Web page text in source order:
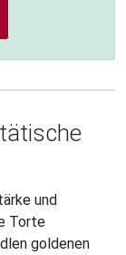
und
Torte
goldenen